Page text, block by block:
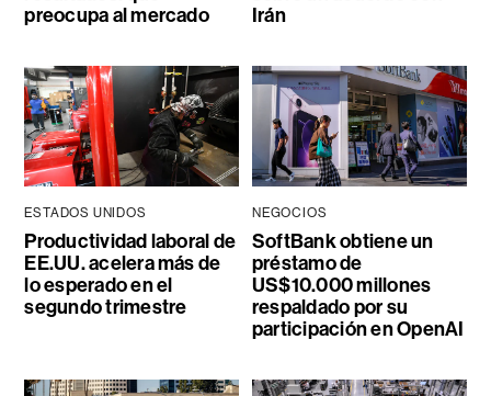
preocupa al mercado
Irán
ESTADOS UNIDOS
Productividad laboral de
EE.UU. acelera más de
lo esperado en el
segundo trimestre
NEGOCIOS
SoftBank obtiene un
préstamo de
US$10.000 millones
respaldado por su
participación en OpenAI